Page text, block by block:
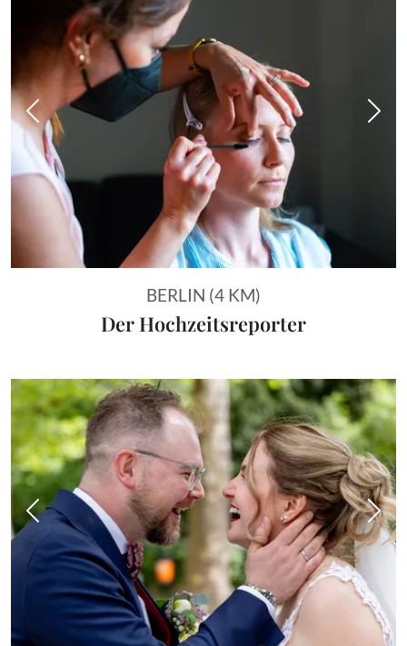
Vorheriges Bild
BERLIN (4 KM)
Der Hochzeitsreporter
Vorheriges Bild